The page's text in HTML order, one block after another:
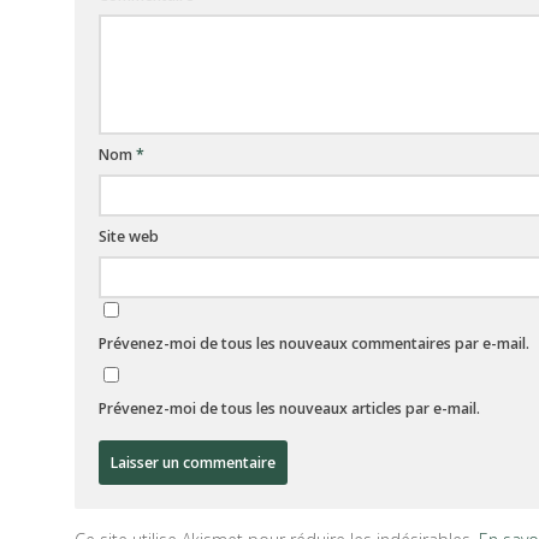
Nom *
Site web
Prévenez-moi de tous les nouveaux commentaires par e-mail.
Prévenez-moi de tous les nouveaux articles par e-mail.